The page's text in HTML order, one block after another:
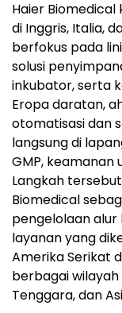
Haier Biomedical
di Inggris, Italia,
berfokus pada
solusi
inkubator, serta
Eropa daratan,
otomatisasi dan
langsung di
GMP, keamanan
Langkah
Biomedical
pengelolaan
layanan yang
Amerika Serikat
berbagai wilayah
Tenggara, dan